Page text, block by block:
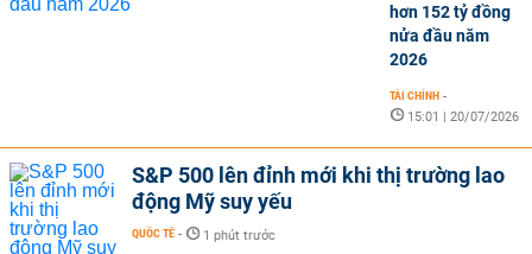
hơn 152 tỷ đồng
nửa đầu năm
2026
TÀI CHÍNH -
15:01 | 20/07/2026
S&P 500 lên đỉnh mới khi thị trường lao
động Mỹ suy yếu
QUỐC TẾ - 1 phút trước